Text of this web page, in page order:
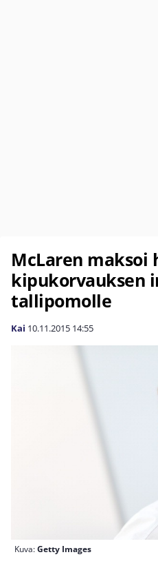
McLaren maksoi
kipukorvauksen
tallipomolle
Kai 10.11.2015 14:55
Kuva:Getty Images